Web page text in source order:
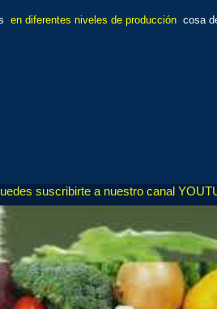
en diferentes niveles de producción cosa
suscribirte a nuestro canal